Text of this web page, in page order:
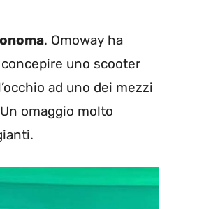
. Omoway ha
uno scooter
ad uno dei mezzi
omaggio molto